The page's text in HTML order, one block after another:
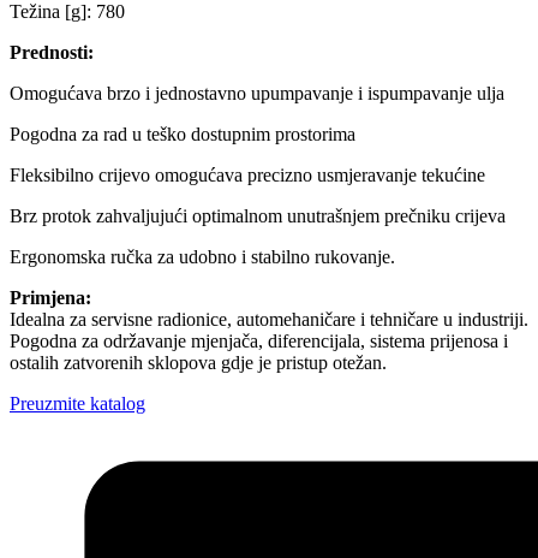
Težina [g]: 780
Prednosti:
Omogućava brzo i jednostavno upumpavanje i ispumpavanje ulja
Pogodna za rad u teško dostupnim prostorima
Fleksibilno crijevo omogućava precizno usmjeravanje tekućine
Brz protok zahvaljujući optimalnom unutrašnjem prečniku crijeva
Ergonomska ručka za udobno i stabilno rukovanje.
Primjena:
Idealna za servisne radionice, automehaničare i tehničare u industriji.
Pogodna za održavanje mjenjača, diferencijala, sistema prijenosa i
ostalih zatvorenih sklopova gdje je pristup otežan.
Preuzmite katalog